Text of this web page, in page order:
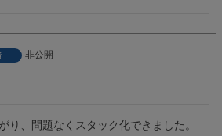
非公開
り、問題なくスタック化できました。